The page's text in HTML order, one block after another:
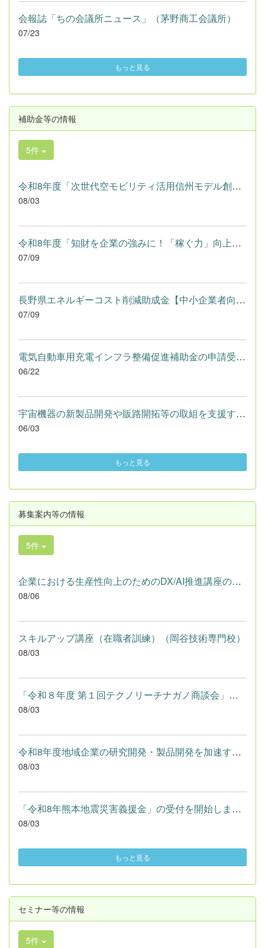
会報誌「ちの会議所ニュース」（茅野商工会議所）
07/23
もっと見る
補助金等の情報
5件
令和8年度「次世代空モビリティ活用信州モデル創出補助金」の補助...
08/03
令和8年度「知財を企業の強みに！「稼ぐ力」向上プロジェクト」（...
07/09
長野県エネルギーコスト削減助成金【中小企業者向け】の募集を7月...
07/09
電気自動車用充電インフラ整備促進補助金の申請受付を本日から開...
06/22
宇宙機器の新製品開発や販路開拓等の取組を支援する補助金の公募...
06/03
もっと見る
募集案内等の情報
5件
企業における生産性向上のためのDX/AI推進講座の受講生を募集しま...
08/06
スキルアップ講座（在職者訓練）（岡谷技術専門校）
08/03
「令和８年度 第１回テクノリーチナガノ商談会」参加受注企業募集...
08/03
令和8年度地域企業の研究開発・製品開発を加速する産学連携促進事...
08/03
「令和8年熊本地震災害義援金」の受付を開始します（長野県）
08/03
もっと見る
セミナー等の情報
5件